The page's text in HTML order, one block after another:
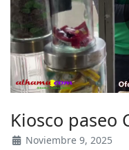
Kiosco paseo
Noviembre 9, 2025